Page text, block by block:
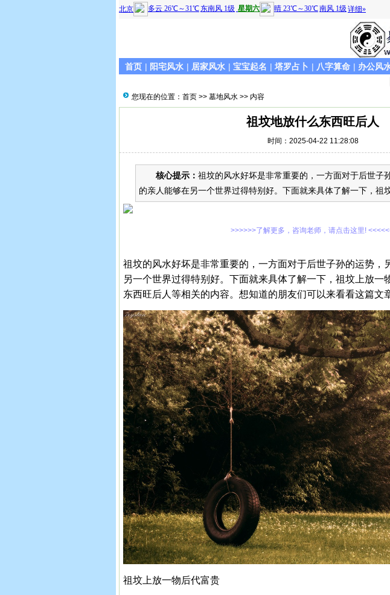
首页 | 阳宅风水 | 居家风水 | 宝宝起名 | 塔罗占卜 | 八字算命 | 办公风
您现在的位置： 首页 >> 墓地风水 >> 内容
祖坟地放什么东西旺后人
时间：2025-04-22 11:28:08
核心提示： 祖坟的风水好坏是非常重要的，一方面对于后世子
的亲人能够在另一个世界过得特别好。下面就来具体了解一下，祖
>>>>>>了解更多，咨询老师，请点击这里!
祖坟的风水好坏是非常重要的，一方面对于后世子孙的运势，
另一个世界过得特别好。下面就来具体了解一下，祖坟上放一
东西旺后人等相关的内容。想知道的朋友们可以来看看这篇文
祖坟上放一物后代富贵